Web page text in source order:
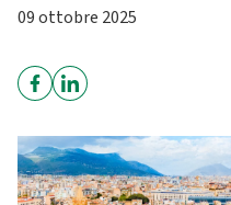
09 ottobre 2025